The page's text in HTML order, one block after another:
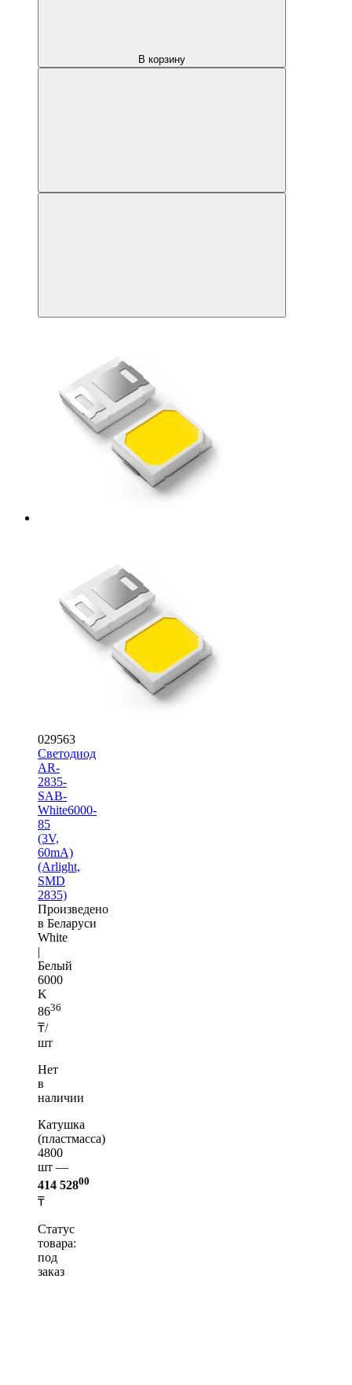
В корзину
029563
Светодиод
AR-
2835-
SAB-
White6000-
85
(3V,
60mA)
(Arlight,
SMD
2835)
Произведено
в Беларуси
White
|
Белый
6000
K
8636
₸/
шт
Нет
в
наличии
Катушка
(пластмасса)
4800
шт —
414 52800
₸
Статус
товара:
под
заказ